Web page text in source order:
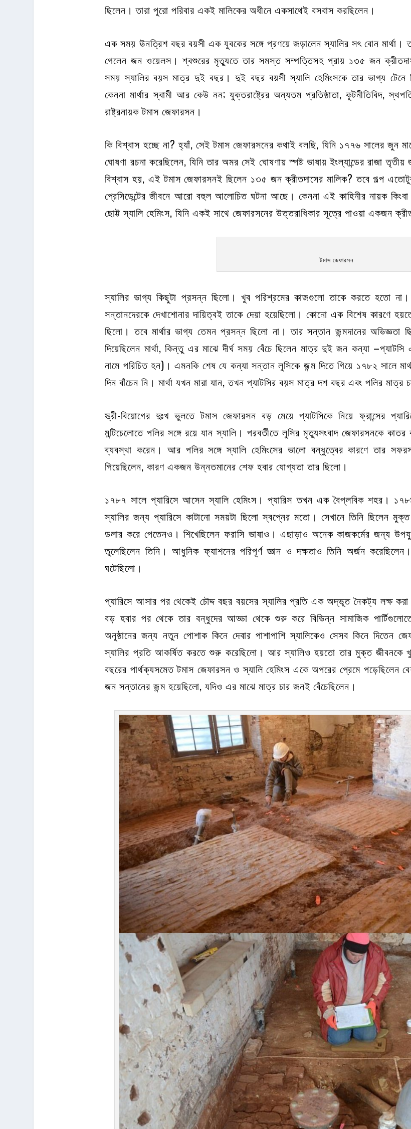
ছিলেন। তারা পুরো পরিবার একই মালিকের অধীনে একসাথেই বসবাস করছিলেন।
এক সময় ঊনত্রিশ বছর বয়সী এক যুবকের সঙ্গে প্রণয়ে জড়ালেন স্যালির সৎ বোন মার্থা।
গেলেন জন ওয়েলস। শ্বশুরের মৃত্যুতে তার সমস্ত সম্পত্তিসহ প্রায় ১৩৫ জন ক্রীতদাস-
সময় স্যালির বয়স মাত্র দুই বছর। দুই বছর বয়সী স্যালি হেমিংসকে তার ভাগ্য টেনে
কেননা মার্থার স্বামী আর কেউ নন; যুক্তরাষ্ট্রের অন্যতম প্রতিষ্ঠাতা, কূটনীতিবিদ,
রাষ্ট্রনায়ক টমাস জেফারসন।
কি বিশ্বাস হচ্ছে না? হ্যাঁ, সেই টমাস জেফারসনের কথাই বলছি, যিনি ১৭৭৬ সালের জুন
ঘোষণা রচনা করেছিলেন, যিনি তার অমর সেই ঘোষণায় স্পষ্ট ভাষায় ইংল্যান্ডের রাজা
বিশ্বাস হয়, এই টমাস জেফারসনই ছিলেন ১৩৫ জন ক্রীতদাসের মালিক? তবে গল্প
প্রেসিডেন্টের জীবনে আরো বহুল আলোচিত ঘটনা আছে। কেননা এই কাহিনীর নায়ক
ছোট্ট স্যালি হেমিংস, যিনি একই সাথে জেফারসনের উত্তরাধিকার সূত্রে পাওয়া একজন
টমাস জেফারসন
স্যালির ভাগ্য কিছুটা প্রসন্ন ছিলো। খুব পরিশ্রমের কাজগুলো তাকে করতে হতো না।
সন্তানদেরকে দেখাশোনার দায়িত্বই তাকে দেয়া হয়েছিলো। কোনো এক বিশেষ কারণে
ছিলো। তবে মার্থার ভাগ্য তেমন প্রসন্ন ছিলো না। তার সন্তান জন্মদানের অভিজ্ঞতা
দিয়েছিলেন মার্থা, কিন্তু এর মাঝে দীর্ঘ সময় বেঁচে ছিলেন মাত্র দুই জন কন্যা –প্যাটসি
নামে পরিচিত হন)। এমনকি শেষ যে কন্যা সন্তান লুসিকে জন্ম দিতে গিয়ে ১৭৮২ সালে
দিন বাঁচেন নি। মার্থা যখন মারা যান, তখন প্যাটসির বয়স মাত্র দশ বছর এবং পলির মাত্র
স্ত্রী-বিয়োগের দুঃখ ভুলতে টমাস জেফারসন বড় মেয়ে প্যাটসিকে নিয়ে ফ্রান্সের
মন্টিচেলোতে পলির সঙ্গে রয়ে যান স্যালি। পরবর্তীতে লুসির মৃত্যুসংবাদ জেফারসনকে
ব্যবস্থা করেন। আর পলির সঙ্গে স্যালি হেমিংসের ভালো বন্ধুত্বের কারণে তার
গিয়েছিলেন, কারণ একজন উন্নতমানের শেফ হবার যোগ্যতা তার ছিলো।
১৭৮৭ সালে প্যারিসে আসেন স্যালি হেমিংস। প্যারিস তখন এক বৈপ্লবিক শহর।
স্যালির জন্য প্যারিসে কাটানো সময়টা ছিলো স্বপ্নের মতো। সেখানে তিনি ছিলেন
ডলার করে পেতেনও। শিখেছিলেন ফরাসি ভাষাও। এছাড়াও অনেক কাজকর্মের জন্য
তুলেছিলেন তিনি। আধুনিক ফ্যাশনের পরিপূর্ণ জ্ঞান ও দক্ষতাও তিনি অর্জন
ঘটেছিলো।
প্যারিসে আসার পর থেকেই চৌদ্দ বছর বয়সের স্যালির প্রতি এক অদ্ভূত নৈকট্য লক্ষ
বড় হবার পর থেকে তার বন্ধুদের আড্ডা থেকে শুরু করে বিভিন্ন সামাজিক
অনুষ্ঠানের জন্য নতুন পোশাক কিনে দেবার পাশাপাশি স্যালিকেও সেসব কিনে দিতেন
স্যালির প্রতি আকর্ষিত করতে শুরু করেছিলো। আর স্যালিও হয়তো তার মুক্ত জীবনকে
বছরের পার্থক্যসমেত টমাস জেফারসন ও স্যালি হেমিংস একে অপরের প্রেমে পড়েছিলেন
জন সন্তানের জন্ম হয়েছিলো, যদিও এর মাঝে মাত্র চার জনই বেঁচেছিলেন।